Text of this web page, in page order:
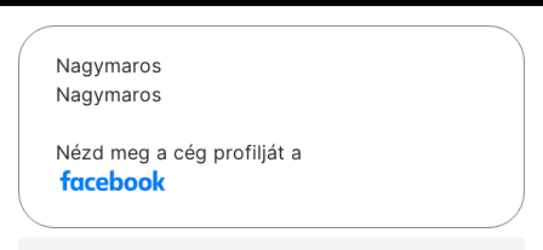
Nagymaros
Nagymaros
Nézd meg a cég profilját a